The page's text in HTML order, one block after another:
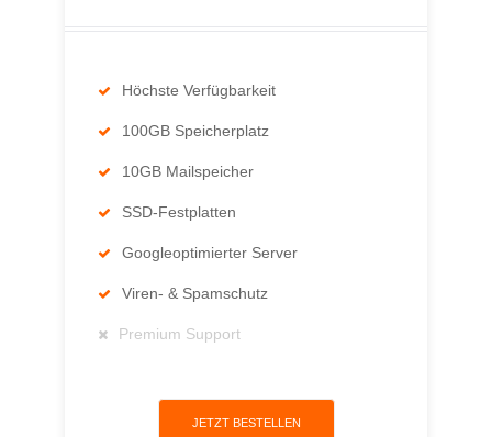
Höchste Verfügbarkeit
100GB Speicherplatz
10GB Mailspeicher
SSD-Festplatten
Googleoptimierter Server
Viren- & Spamschutz
Premium Support
JETZT BESTELLEN